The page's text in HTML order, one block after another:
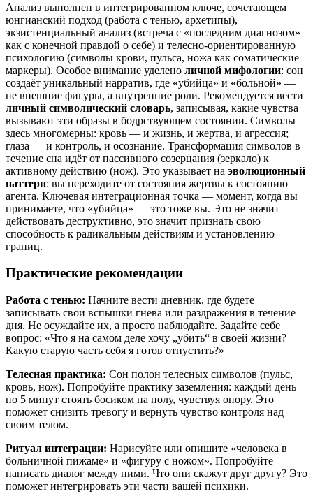
Анализ выполнен в интегрированном ключе, сочетающем
юнгианский подход (работа с тенью, архетипы),
экзистенциальный анализ (встреча с «последним диагнозом»
как с конечной правдой о себе) и телесно-ориентированную
психологию (символы крови, пульса, ножа как соматические
маркеры). Особое внимание уделено личной мифологии: сон
создаёт уникальный нарратив, где «убийца» и «больной» —
не внешние фигуры, а внутренние роли. Рекомендуется вести
личный символический словарь, записывая, какие чувства
вызывают эти образы в бодрствующем состоянии. Символы
здесь многомерны: кровь — и жизнь, и жертва, и агрессия;
глаза — и контроль, и осознание. Трансформация символов в
течение сна идёт от пассивного созерцания (зеркало) к
активному действию (нож). Это указывает на эволюционный
паттерн: вы переходите от состояния жертвы к состоянию
агента. Ключевая интеграционная точка — момент, когда вы
принимаете, что «убийца» — это тоже вы. Это не значит
действовать деструктивно, это значит признать свою
способность к радикальным действиям и установлению
границ.
Практические рекомендации
Работа с тенью: Начните вести дневник, где будете
записывать свои вспышки гнева или раздражения в течение
дня. Не осуждайте их, а просто наблюдайте. Задайте себе
вопрос: «Что я на самом деле хочу „убить“ в своей жизни?
Какую старую часть себя я готов отпустить?»
Телесная практика: Сон полон телесных символов (пульс,
кровь, нож). Попробуйте практику заземления: каждый день
по 5 минут стоять босиком на полу, чувствуя опору. Это
поможет снизить тревогу и вернуть чувство контроля над
своим телом.
Ритуал интеграции: Нарисуйте или опишите «человека в
больничной пижаме» и «фигуру с ножом». Попробуйте
написать диалог между ними. Что они скажут друг другу? Это
поможет интегрировать эти части вашей психики.